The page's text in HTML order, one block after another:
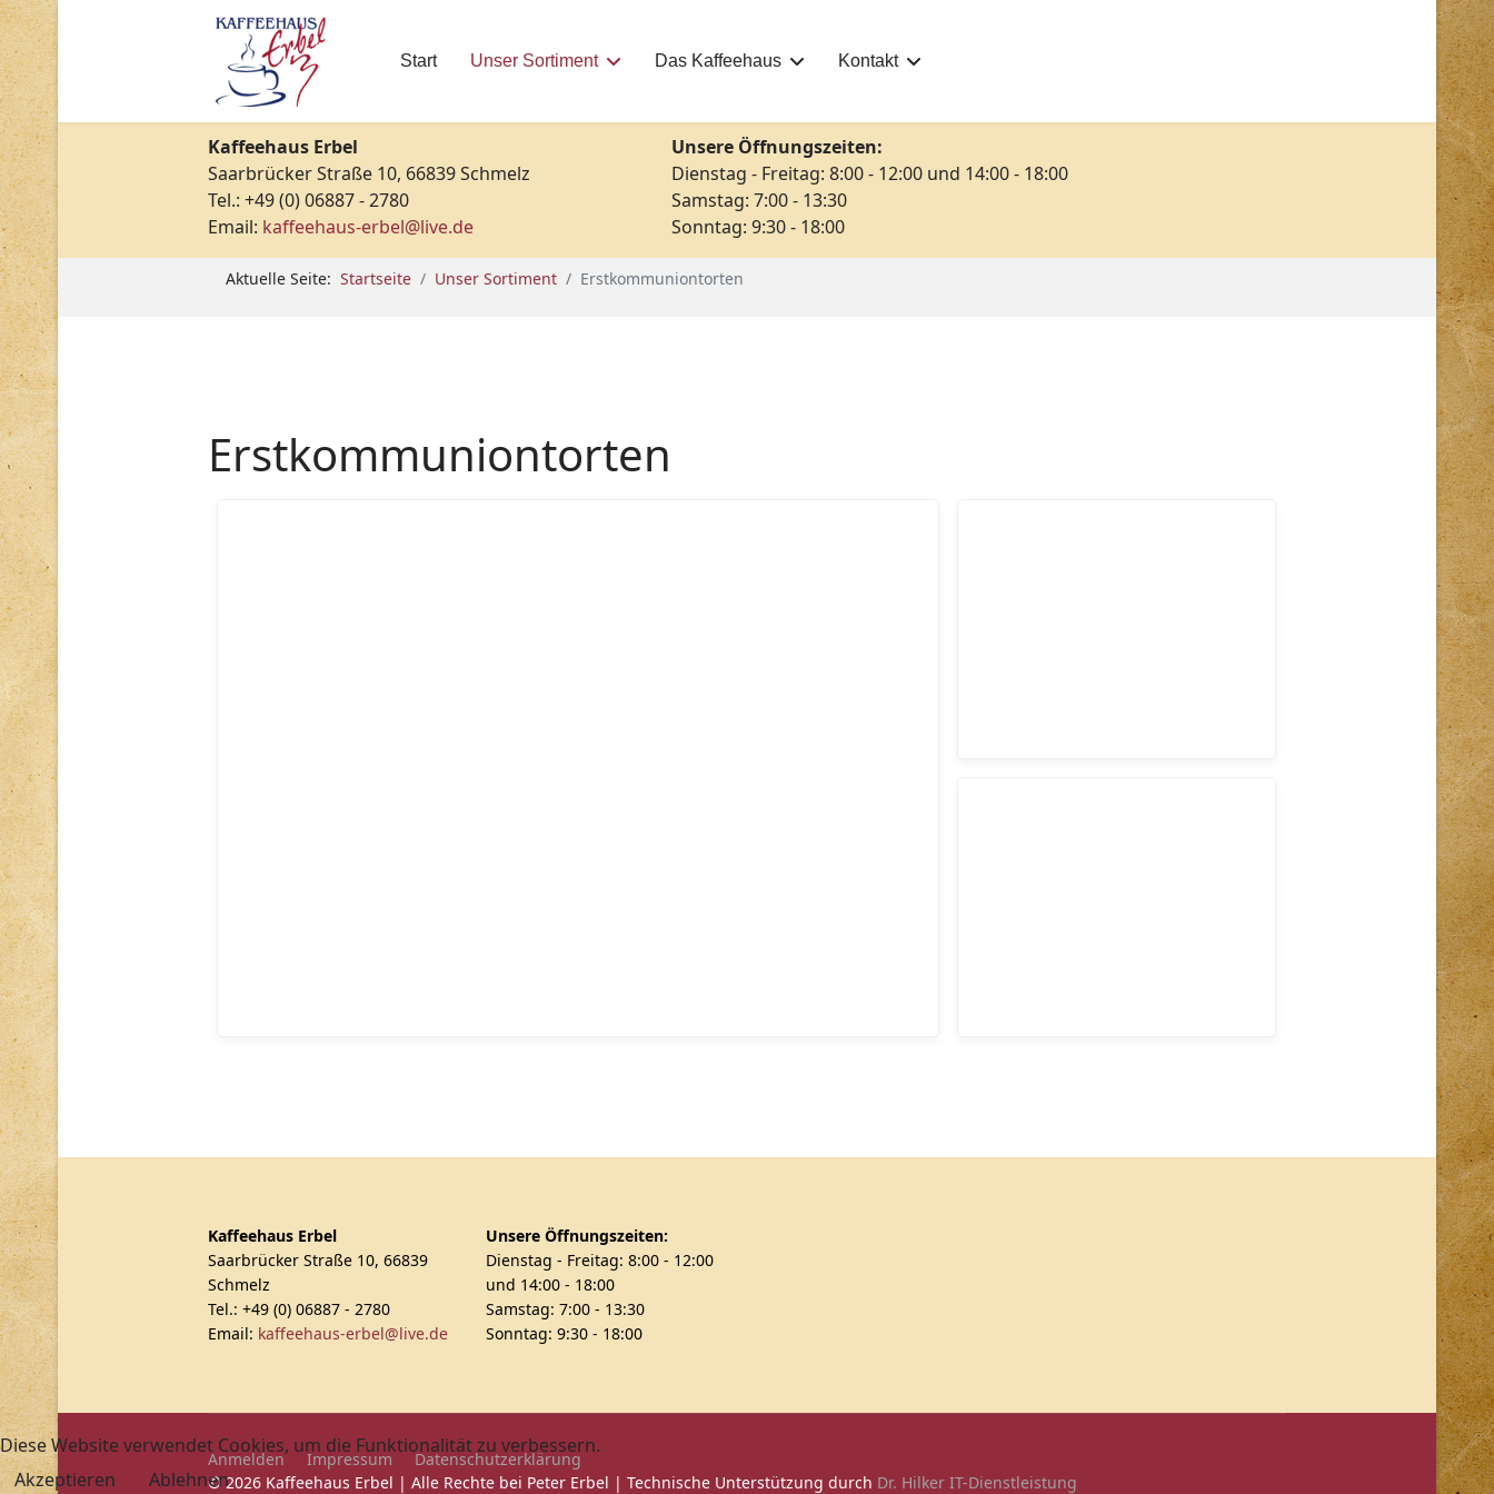
Start Unser Sortiment Das Kaffeehaus Kontakt
Kaffeehaus Erbel
Saarbrücker Straße 10, 66839 Schmelz
Tel.: +49 (0) 06887 - 2780
Email: kaffeehaus-erbel@live.de
Unsere Öffnungszeiten:
Dienstag - Freitag: 8:00 - 12:00 und 14:00 - 18:00
Samstag: 7:00 - 13:30
Sonntag: 9:30 - 18:00
Aktuelle Seite: Startseite Unser Sortiment Erstkommuniontorten
Erstkommuniontorten
Kaffeehaus Erbel
Saarbrücker Straße 10, 66839
Schmelz
Tel.: +49 (0) 06887 - 2780
Email: kaffeehaus-erbel@live.de
Unsere Öffnungszeiten:
Dienstag - Freitag: 8:00 - 12:00
und 14:00 - 18:00
Samstag: 7:00 - 13:30
Sonntag: 9:30 - 18:00
Anmelden Impressum
Datenschutzerklärung
© 2026 Kaffeehaus Erbel | Alle Rechte bei Peter Erbel | Technische Unterstützung durch Dr. Hilker IT-Dienstleistung
Diese Website verwendet Cookies, um die Funktionalität zu verbessern.
Akzeptieren
Ablehnen